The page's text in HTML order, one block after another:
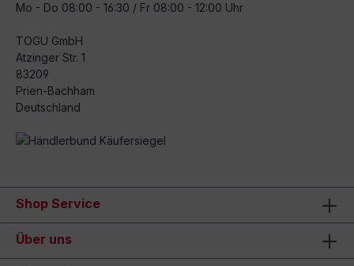
Mo - Do 08:00 - 16:30 / Fr 08:00 - 12:00 Uhr
TOGU GmbH
Atzinger Str. 1
83209
Prien-Bachham
Deutschland
Shop Service
Über uns